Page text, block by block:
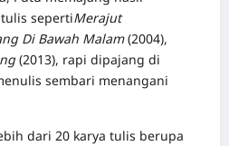
sepertiMerajut
Di Bawah Malam(2004),
(2013), rapi dipajang di
sembari menangani
dari 20 karya tulis berupa